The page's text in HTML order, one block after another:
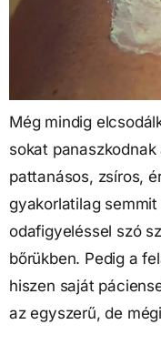
Még mindig
sokat
pattanásos, zsíros,
gyakorlatilag
odafigyeléssel szó
bőrükben. Pedig a
hiszen saját
az egyszerű, de